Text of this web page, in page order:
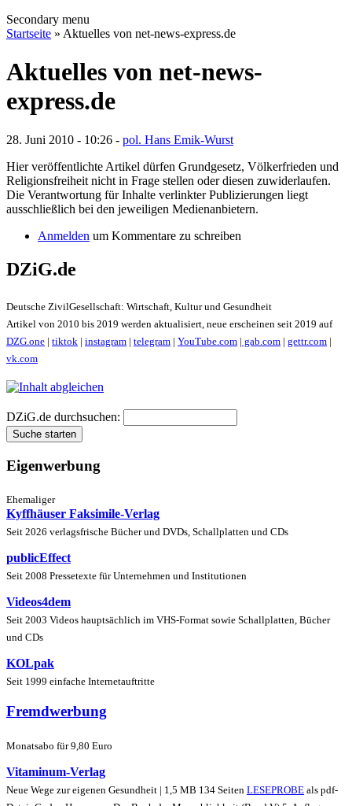
Secondary menu
Startseite » Aktuelles von net-news-express.de
Aktuelles von net-news-
express.de
28. Juni 2010 - 10:26 - pol. Hans Emik-Wurst
Hier veröffentlichte Artikel dürfen Grundgesetz, Völkerfrieden und
Religionsfreiheit nicht in Frage stellen oder diesen zuwiderlaufen.
Die Verantwortung für Inhalte verlinkter Publizierungen liegt
ausschließlich bei den jeweiligen Medienanbietern.
Anmelden um Kommentare zu schreiben
DZiG.de
Deutsche ZivilGesellschaft: Wirtschaft, Kultur und Gesundheit
Artikel von 2010 bis 2019 werden aktualisiert, neue erscheinen seit 2019 auf
DZG.one | tiktok | instagram | telegram | YouTube.com | gab.com | gettr.com |
vk.com
DZiG.de durchsuchen:
Eigenwerbung
Ehemaliger
Kyffhäuser Faksimile-Verlag
Seit 2026 verlagsfrische Bücher und DVDs, Schallplatten und CDs
publicEffect
Seit 2008 Pressetexte für Unternehmen und Institutionen
Videos4dem
Seit 2003 Videos hauptsächlich im VHS-Format sowie Schallplatten, Bücher
und CDs
KOLpak
Seit 1999 einfache Internetauftritte
Fremdwerbung
Monatsabo für 9,80 Euro
Vitaminum-Verlag
Neue Wege zur eigenen Gesundheit | 1,5 MB 134 Seiten LESEPROBE als pdf-